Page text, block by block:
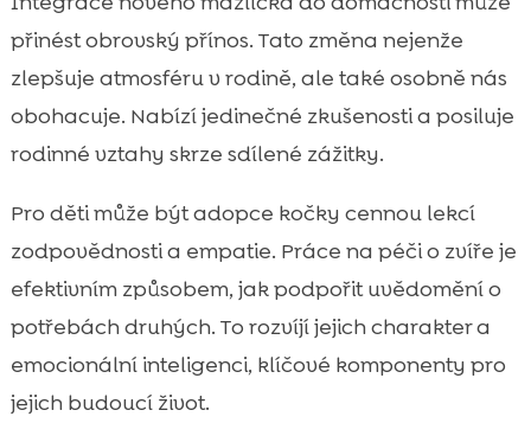
přinést obrovský přínos. Tato změna nejenže
zlepšuje atmosféru v rodině, ale také osobně nás
obohacuje. Nabízí jedinečné zkušenosti a posiluje
rodinné vztahy skrze sdílené zážitky.
Pro děti může být adopce kočky cennou lekcí
zodpovědnosti a empatie. Práce na péči o zvíře je
efektivním způsobem, jak podpořit uvědomění o
potřebách druhých. To rozvíjí jejich charakter a
emocionální inteligenci, klíčové komponenty pro
jejich budoucí život.